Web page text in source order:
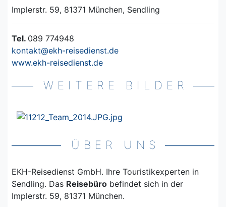
Implerstr. 59, 81371 München, Sendling
Tel. 089 774948
kontakt@ekh-reisedienst.de
www.ekh-reisedienst.de
WEITERE BILDER
ÜBER UNS
EKH-Reisedienst GmbH. Ihre Touristikexperten in
Sendling. Das Reisebüro befindet sich in der
Implerstr. 59, 81371 München.